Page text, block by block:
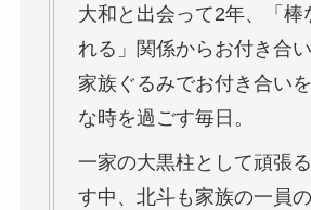
大和と出会って2年、「棒
れる」関係からお付き合
家族ぐるみでお付き合い
な時を過ごす毎日。
一家の大黒柱として頑張
す中、北斗も家族の一員